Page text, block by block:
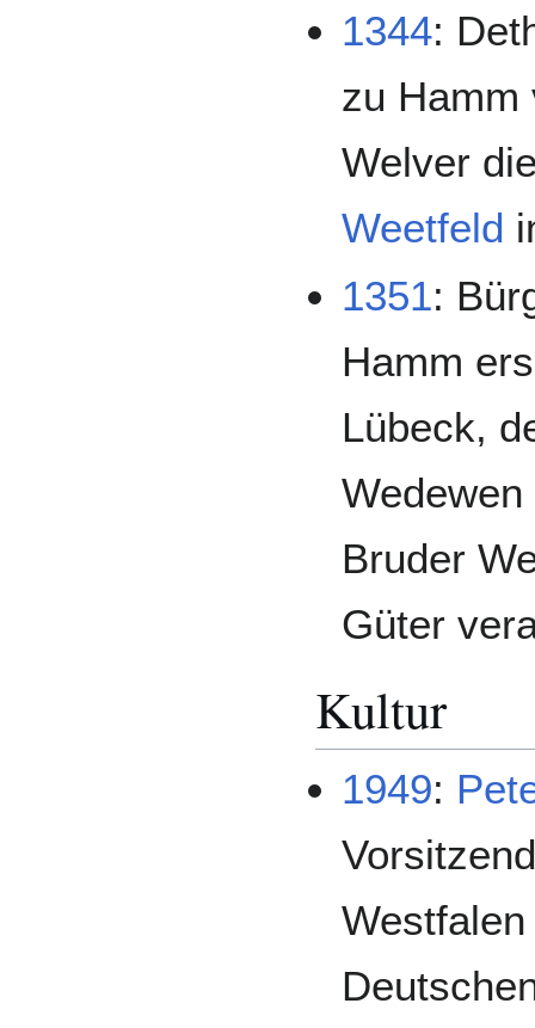
1344:
zu Hamm
Welver
Weetfeld
1351:
Hamm
Lübeck,
Bruder
Güter
Kultur
1949: